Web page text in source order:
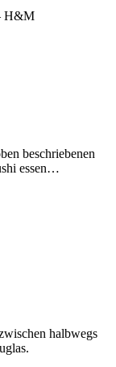
H&M
beschriebenen
essen…
halbwegs